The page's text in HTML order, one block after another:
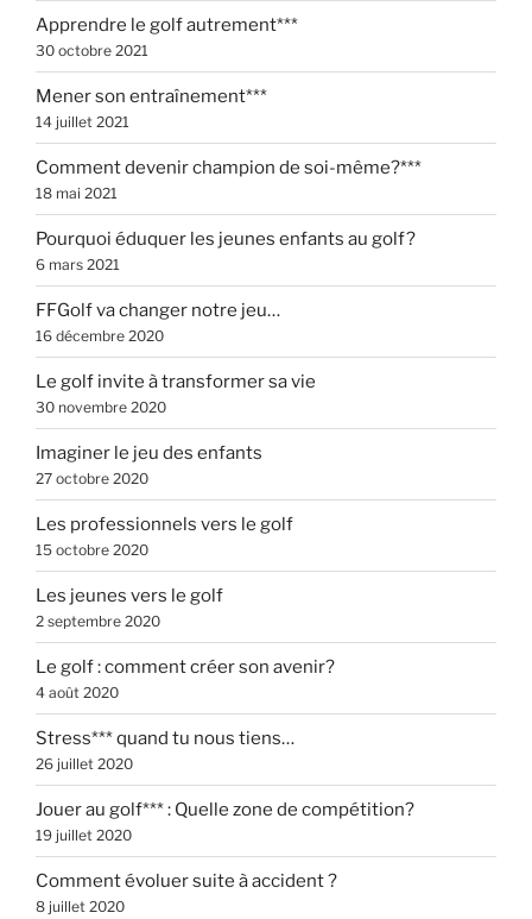
Apprendre le golf autrement***
30 octobre 2021
Mener son entraînement***
14 juillet 2021
Comment devenir champion de soi-même?***
18 mai 2021
Pourquoi éduquer les jeunes enfants au golf?
6 mars 2021
FFGolf va changer notre jeu…
16 décembre 2020
Le golf invite à transformer sa vie
30 novembre 2020
Imaginer le jeu des enfants
27 octobre 2020
Les professionnels vers le golf
15 octobre 2020
Les jeunes vers le golf
2 septembre 2020
Le golf : comment créer son avenir?
4 août 2020
Stress*** quand tu nous tiens…
26 juillet 2020
Jouer au golf*** : Quelle zone de compétition?
19 juillet 2020
Comment évoluer suite à accident ?
8 juillet 2020